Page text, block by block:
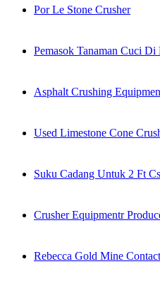
Por Le Stone Crusher
Pemasok Tanaman Cuci
Asphalt Crushing
Used Limestone Cone
Suku Cadang Untuk 2 Ft
Crusher Equipmentr
Rebecca Gold Mine